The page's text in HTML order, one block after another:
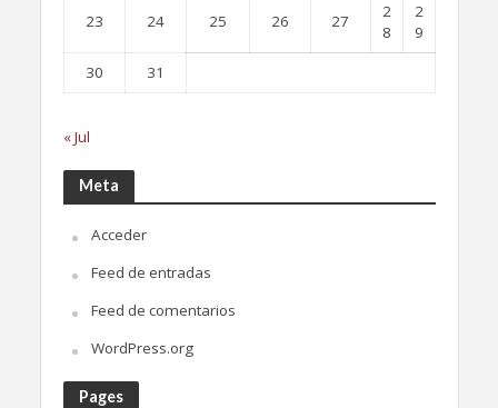
23 24 25 26 27
2
8
2
9
30
31
« Jul
Meta
Acceder
Feed de entradas
Feed de comentarios
WordPress.org
Pages